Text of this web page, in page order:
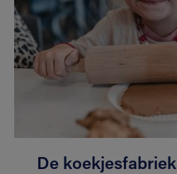
De koekjesfabriek